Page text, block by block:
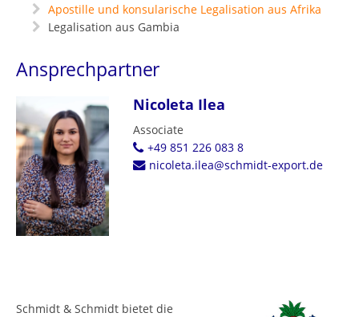
Apostille und konsularische Legalisation aus Afrika
Legalisation aus Gambia
Ansprechpartner
Nicoleta Ilea
Associate
+49 851 226 083 8
nicoleta.ilea@schmidt-export.de
Schmidt & Schmidt bietet die